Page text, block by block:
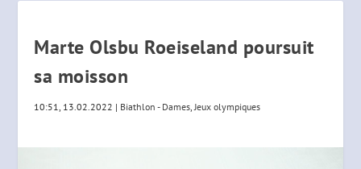
Marte Olsbu Roeiseland poursuit
sa moisson
10:51, 13.02.2022 | Biathlon - Dames,Jeux olympiques